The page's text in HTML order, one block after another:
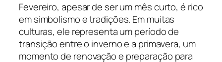
Fevereiro, apesar de ser um mês curto, é rico
em simbolismo e tradições. Em muitas
culturas, ele representa um período de
transição entre o inverno e a primavera, um
momento de renovação e preparação para